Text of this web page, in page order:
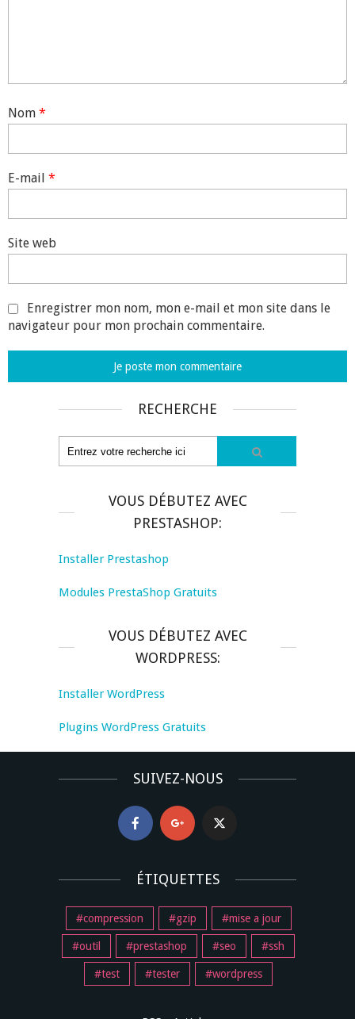
Nom *
E-mail *
Site web
Enregistrer mon nom, mon e-mail et mon site dans le
navigateur pour mon prochain commentaire.
RECHERCHE
VOUS DÉBUTEZ AVEC
PRESTASHOP:
Installer Prestashop
Modules PrestaShop Gratuits
VOUS DÉBUTEZ AVEC
WORDPRESS:
Installer WordPress
Plugins WordPress Gratuits
SUIVEZ-NOUS
ÉTIQUETTES
compression gzip mise a jour
outil prestashop seo ssh
test tester wordpress